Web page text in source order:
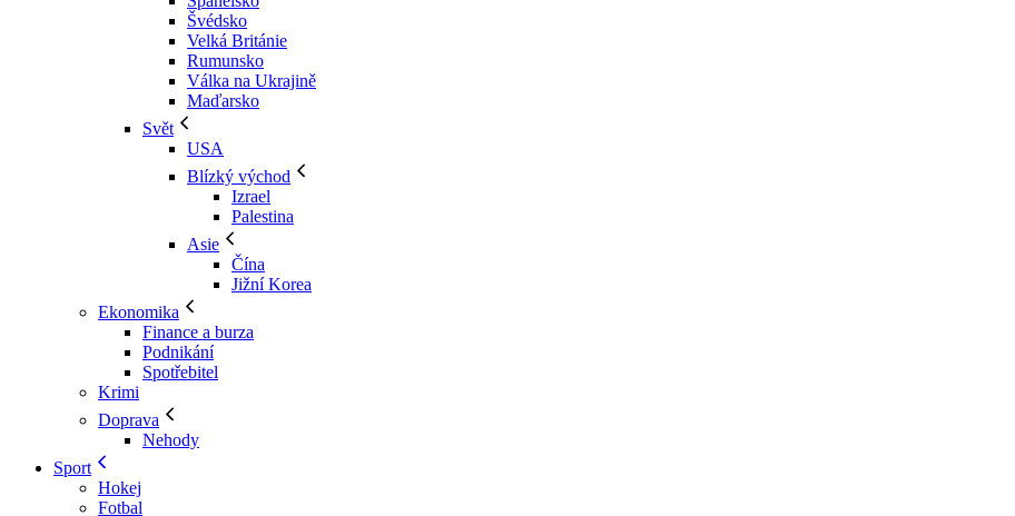
Švédsko
Velká Británie
Rumunsko
Válka na Ukrajině
Maďarsko
Svět
USA
Blízký východ
Izrael
Palestina
Asie
Čína
Jižní Korea
Ekonomika
Finance a burza
Podnikání
Spotřebitel
Krimi
Doprava
Nehody
Sport
Hokej
Fotbal